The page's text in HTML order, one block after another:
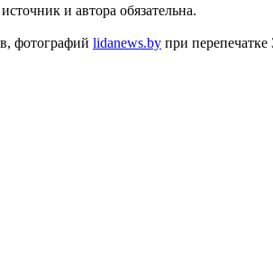
и автора обязательна.
фотографий lidanews.by при